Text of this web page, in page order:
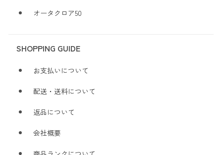
オータクロア50
SHOPPING GUIDE
お支払いについて
配送・送料について
返品について
会社概要